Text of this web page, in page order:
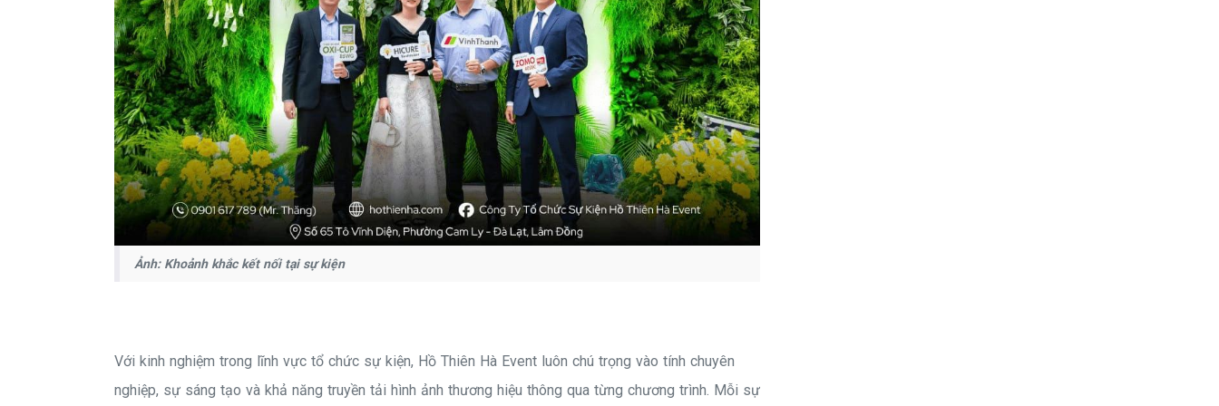
Ảnh: Khoảnh khắc kết nối tại sự kiện
Với kinh nghiệm trong lĩnh vực tổ chức sự kiện, Hồ Thiên Hà Event luôn chú trọng vào tính chuyên
nghiệp, sự sáng tạo và khả năng truyền tải hình ảnh thương hiệu thông qua từng chương trình. Mỗi sự